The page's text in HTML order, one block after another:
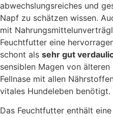
abwechslungsreiches und
Napf zu schätzen wissen.
mit
Feuchtfutter eine
schont als sehr gut
sensiblen Magen von
Fellnase mit allen
vitales Hundeleben benötigt.
Das Feuchtfutter enthält